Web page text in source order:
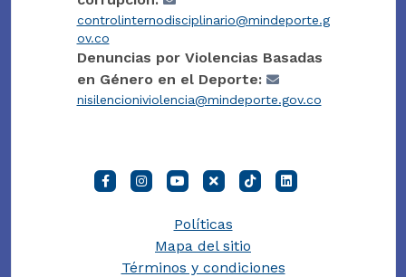
controlinternodisciplinario@mindeporte.g
ov.co
Denuncias por Violencias Basadas
en Género en el Deporte:
nisilencioniviolencia@mindeporte.gov.co
Políticas
Mapa del sitio
Términos y condiciones